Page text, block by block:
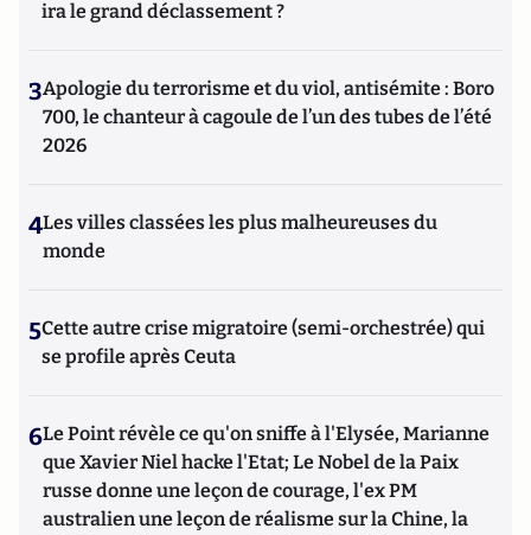
ira le grand déclassement ?
3Apologie du terrorisme et du viol, antisémite : Boro
700, le chanteur à cagoule de l’un des tubes de l’été
2026
4Les villes classées les plus malheureuses du
monde
5Cette autre crise migratoire (semi-orchestrée) qui
se profile après Ceuta
6Le Point révèle ce qu'on sniffe à l'Elysée, Marianne
que Xavier Niel hacke l'Etat; Le Nobel de la Paix
russe donne une leçon de courage, l'ex PM
australien une leçon de réalisme sur la Chine, la